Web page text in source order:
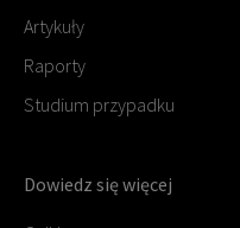
Artykuły
Raporty
Studium przypadku
Dowiedz się więcej